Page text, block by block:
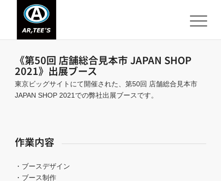
《第50回 店舗総合見本市 JAPAN SHOP
2021》出展ブース
東京ビッグサイトにて開催された、第50回 店舗総合見本市
JAPAN SHOP 2021での弊社出展ブースです。
作業内容
・ブースデザイン
・ブース制作